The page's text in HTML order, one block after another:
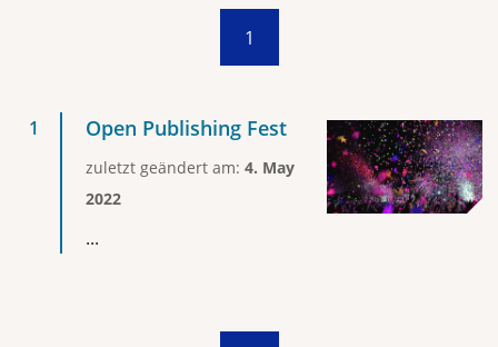
1
Open Publishing Fest
zuletzt geändert am: 4. May
2022
...